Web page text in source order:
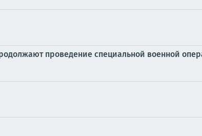
проведение специальной военной